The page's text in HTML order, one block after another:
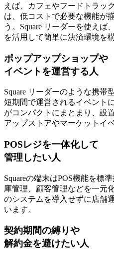
えば、カフェやフードトラッ
は、 低コストで必要な機能が
う。Square リーダーを使えば
を活用して簡単に決済環境を
ポップアップショップや
イベントを運営する人
Square リーダーのような携帯
短期間で運営されるイベント
がコンパクトにまとまり、設
アップストアやマーケットイ
POSレジを一体化して
管理したい人
Squareの端末はPOS機能を標
庫管理、顧客管理などを一元
のシステムを導入せずに店舗
います。
契約期間の縛りや
解約金を避けたい人